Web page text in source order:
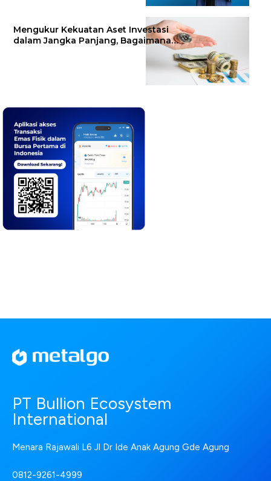
Mengukur Kekuatan Aset Investasi
dalam Jangka Panjang, Bagaimana…
PT Bullion Ecosystem
International
Menara Rajawali L6 Jl Dr Ide Anak Agung Gde Agung
0812-9261-4999